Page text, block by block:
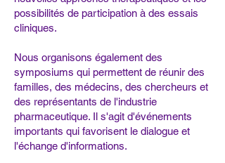
possibilités de participation à des essais
cliniques.
Nous organisons également des
symposiums qui permettent de réunir des
familles, des médecins, des chercheurs et
des représentants de l'industrie
pharmaceutique. Il s'agit d'événements
importants qui favorisent le dialogue et
l'échange d'informations.